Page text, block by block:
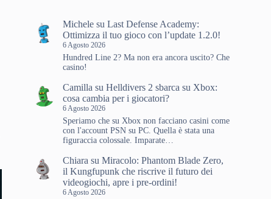
Michele suLast Defense Academy:
Ottimizza il tuo gioco con l’update 1.2.0!
6 Agosto 2026
Hundred Line 2? Ma non era ancora uscito? Che
casino!
Camilla suHelldivers 2 sbarca su Xbox:
cosa cambia per i giocatori?
6 Agosto 2026
Speriamo che su Xbox non facciano casini come
con l'account PSN su PC. Quella è stata una
figuraccia colossale. Imparate…
Chiara suMiracolo: Phantom Blade Zero,
il Kungfupunk che riscrive il futuro dei
videogiochi, apre i pre-ordini!
6 Agosto 2026